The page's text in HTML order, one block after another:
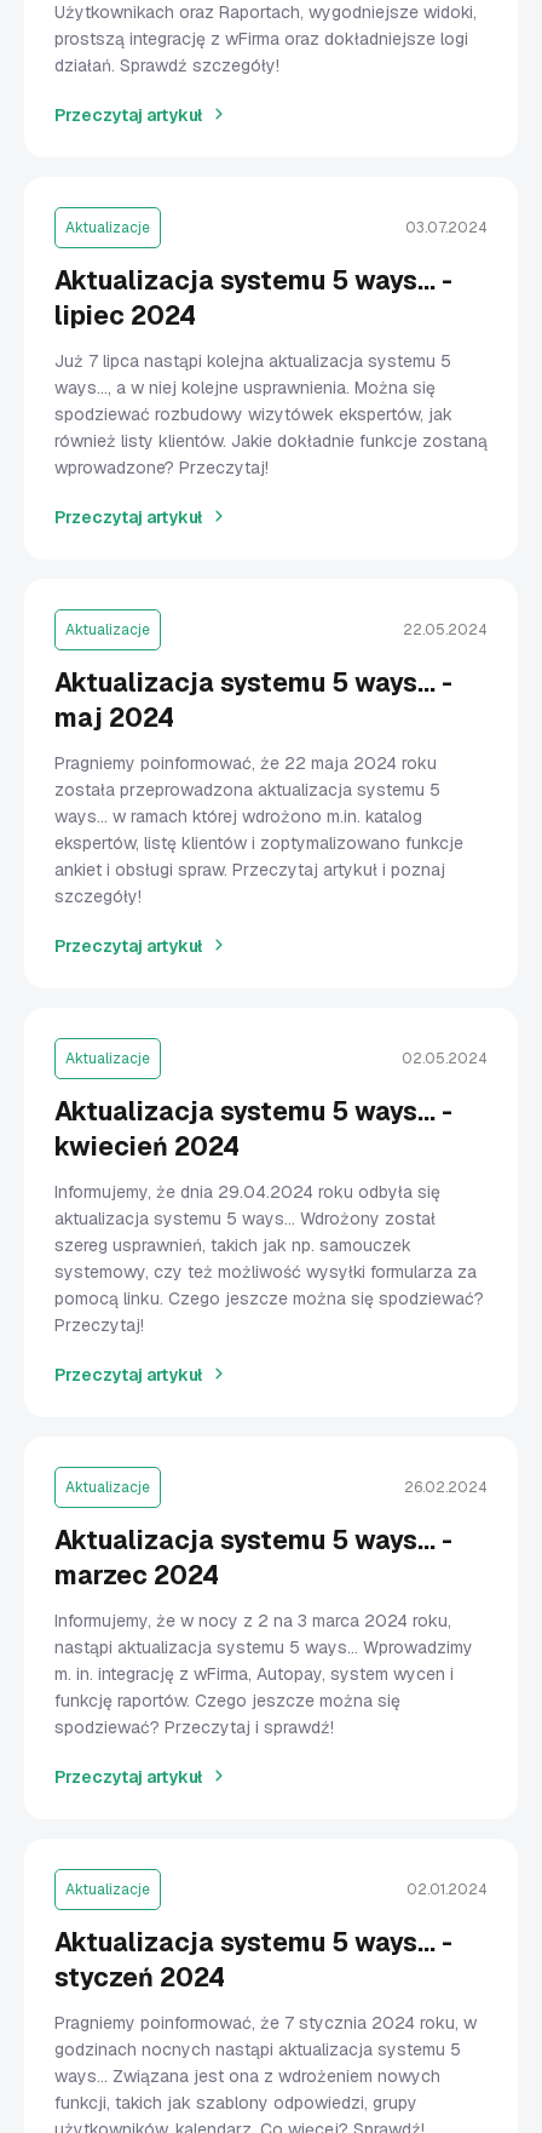
Użytkownikach oraz Raportach, wygodniejsze widoki,
prostszą integrację z wFirma oraz dokładniejsze logi
działań. Sprawdź szczegóły!
Przeczytaj artykuł
Aktualizacje 03.07.2024
Aktualizacja systemu 5 ways... -
lipiec 2024
Już 7 lipca nastąpi kolejna aktualizacja systemu 5
ways..., a w niej kolejne usprawnienia. Można się
spodziewać rozbudowy wizytówek ekspertów, jak
również listy klientów. Jakie dokładnie funkcje zostaną
wprowadzone? Przeczytaj!
Przeczytaj artykuł
Aktualizacje 22.05.2024
Aktualizacja systemu 5 ways... -
maj 2024
Pragniemy poinformować, że 22 maja 2024 roku
została przeprowadzona aktualizacja systemu 5
ways... w ramach której wdrożono m.in. katalog
ekspertów, listę klientów i zoptymalizowano funkcje
ankiet i obsługi spraw. Przeczytaj artykuł i poznaj
szczegóły!
Przeczytaj artykuł
Aktualizacje 02.05.2024
Aktualizacja systemu 5 ways... -
kwiecień 2024
Informujemy, że dnia 29.04.2024 roku odbyła się
aktualizacja systemu 5 ways… Wdrożony został
szereg usprawnień, takich jak np. samouczek
systemowy, czy też możliwość wysyłki formularza za
pomocą linku. Czego jeszcze można się spodziewać?
Przeczytaj!
Przeczytaj artykuł
Aktualizacje 26.02.2024
Aktualizacja systemu 5 ways... -
marzec 2024
Informujemy, że w nocy z 2 na 3 marca 2024 roku,
nastąpi aktualizacja systemu 5 ways... Wprowadzimy
m. in. integrację z wFirma, Autopay, system wycen i
funkcję raportów. Czego jeszcze można się
spodziewać? Przeczytaj i sprawdź!
Przeczytaj artykuł
Aktualizacje 02.01.2024
Aktualizacja systemu 5 ways... -
styczeń 2024
Pragniemy poinformować, że 7 stycznia 2024 roku, w
godzinach nocnych nastąpi aktualizacja systemu 5
ways… Związana jest ona z wdrożeniem nowych
funkcji, takich jak szablony odpowiedzi, grupy